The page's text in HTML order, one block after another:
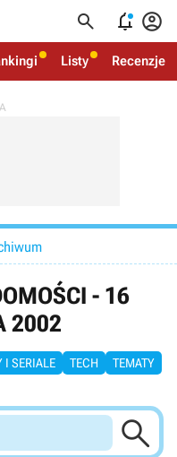
  
Listy Recenzje
- 16
2002
I SERIALE TECH TEMATY
